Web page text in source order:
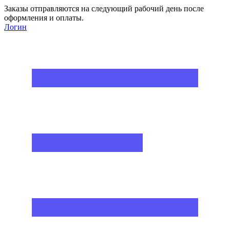
Заказы отправляются на следующий рабочий день после
оформления и оплаты.
Логин